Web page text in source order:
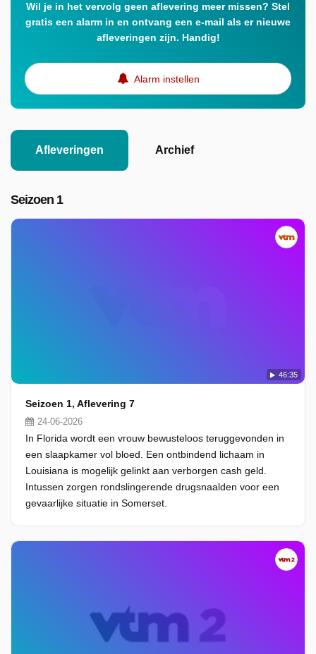
Wil je in het vervolg geen aflevering meer missen? Stel
gratis een alarm in en ontvang een e-mail als er nieuwe
afleveringen zijn. Handig!
Alarm instellen
Afleveringen Archief
Seizoen 1
46:35
Seizoen 1, Aflevering 7
24-06-2026
In Florida wordt een vrouw bewusteloos teruggevonden in
een slaapkamer vol bloed. Een ontbindend lichaam in
Louisiana is mogelijk gelinkt aan verborgen cash geld.
Intussen zorgen rondslingerende drugsnaalden voor een
gevaarlijke situatie in Somerset.